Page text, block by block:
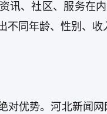
讯、社区、服务在
不同年龄、性别、
对优势。河北新闻